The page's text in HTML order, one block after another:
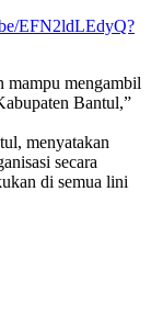
EFN2ldLEdyQ?
mampu mengambil
Bantul,”
menyatakan
secara
di semua lini